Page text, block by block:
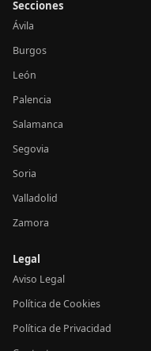
Secciones
Ávila
Burgos
León
Palencia
Salamanca
Segovia
Soria
Valladolid
Zamora
Legal
Aviso Legal
Política de Cookies
Política de Privacidad